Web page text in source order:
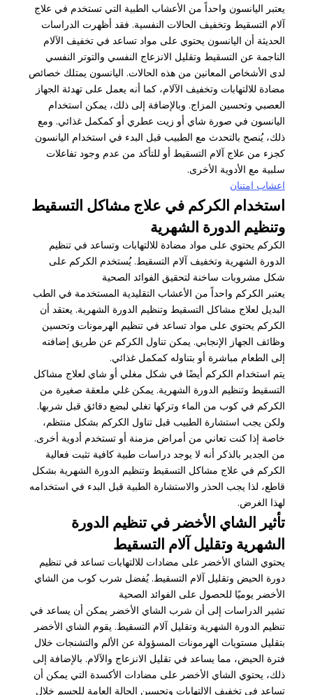
يعتبر اليانسون واحداً من الأعشاب الطبية التي تستخدم في علاج
آلام التسقيط وتخفيف الحالات النفسية. فقد أظهرت الدراسات
الحديثة أن اليانسون يحتوي على مواد تساعد في تخفيف الآلام
الناجمة عن التسقيط وتقليل الانزعاج النفسي والتوتر النفسي
لدى الأشخاص المعانين من هذه الحالات. اليانسون يمتلك خصائص
مضادة للالتهابات وتخفيف الآلام، كما أنه يعمل على تهدئة الجهاز
العصبي وتحسين المزاج. وبالإضافة إلى ذلك، يمكن استخدام
اليانسون في صورة شاي أو زيت عطري أو كمكمل غذائي. ومع
ذلك، يُنصح بالتحدث مع الطبيب قبل البدء في استخدام اليانسون
كجزء من علاج آلام التسقيط أو للتأكد من عدم وجود تفاعلات
سلبية مع الأدوية الأخرى.
اعشاب امتنان
استخدام الكركم في علاج مشاكل التسقيط
وتنظيم الدورة الشهرية
الكركم يحتوي على مواد مضادة للالتهابات وتساعد في تنظيم
الدورة الشهرية وتخفيف آلام التسقيط. يُستخدم الكركم على
شكل مشروبات ساخنة لتحقيق الفوائد الصحية
يعتبر الكركم واحداً من الأعشاب التقليدية المستخدمة في الطب
البديل لعلاج مشاكل التسقيط وتنظيم الدورة الشهرية. يعتقد أن
الكركم يحتوي على مواد تساعد في تنظيم الهرمونات وتحسين
وظائف الجهاز الإنجابي. يمكن تناول الكركم عن طريق إضافته
إلى الطعام مباشرة أو بتناوله كمكمل غذائي.
يتم استخدام الكركم أيضًا في شكل مغلي أو شاي لعلاج مشاكل
التسقيط وتنظيم الدورة الشهرية. يمكن غلي ملعقة صغيرة من
الكركم في كوب من الماء وتركها تغلي لبضع دقائق قبل شربها.
ولكن يجب استشارة الطبيب قبل تناول الكركم بشكل منتظم،
خاصة إذا كنت تعاني من أمراض مزمنة أو تستخدم أدوية أخرى.
من الجدير بالذكر أنه لا يوجد دراسات طبية كافية تثبت فعالية
الكركم في علاج مشاكل التسقيط وتنظيم الدورة الشهرية بشكل
قاطع، لذا يجب الحذر والاستشارة الطبية قبل البدء في استخدامه
لهذا الغرض.
تأثير الشاي الأخضر في تنظيم الدورة
الشهرية وتقليل آلام التسقيط
يحتوي الشاي الأخضر على مضادات للالتهابات تساعد في تنظيم
دورة الحيض وتقليل آلام التسقيط. يُفضل شرب كوب من الشاي
الأخضر يوميًا للحصول على الفوائد الصحية
تشير الدراسات إلى أن شرب الشاي الأخضر يمكن أن يساعد في
تنظيم الدورة الشهرية وتقليل آلام التسقيط. يقوم الشاي الأخضر
بتقليل مستويات الهرمونات المسؤولة عن الألم والتشنجات خلال
فترة الحيض، مما يساعد في تقليل الانزعاج والآلام. بالإضافة إلى
ذلك، يحتوي الشاي الأخضر على مضادات الأكسدة التي يمكن أن
تساعد في تخفيف الالتهابات وتحسين الحالة العامة للجسم خلال